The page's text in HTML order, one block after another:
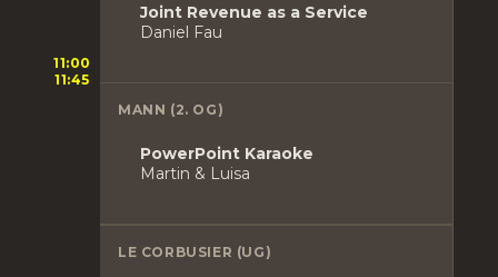
11:00
11:45
Joint Revenue as a Service
Daniel Fau
MANN (2. OG)
PowerPoint Karaoke
Martin & Luisa
LE CORBUSIER (UG)